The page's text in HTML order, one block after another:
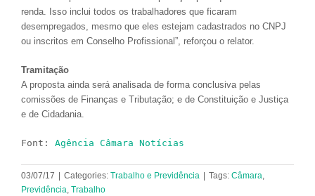
renda. Isso inclui todos os trabalhadores que ficaram
desempregados, mesmo que eles estejam cadastrados no CNPJ
ou inscritos em Conselho Profissional”, reforçou o relator.
Tramitação
A proposta ainda será analisada de forma conclusiva pelas
comissões de Finanças e Tributação; e de Constituição e Justiça
e de Cidadania.
Font: Agência Câmara Notícias
03/07/17 Categories: Trabalho e Previdência Tags: Câmara,
Previdência, Trabalho